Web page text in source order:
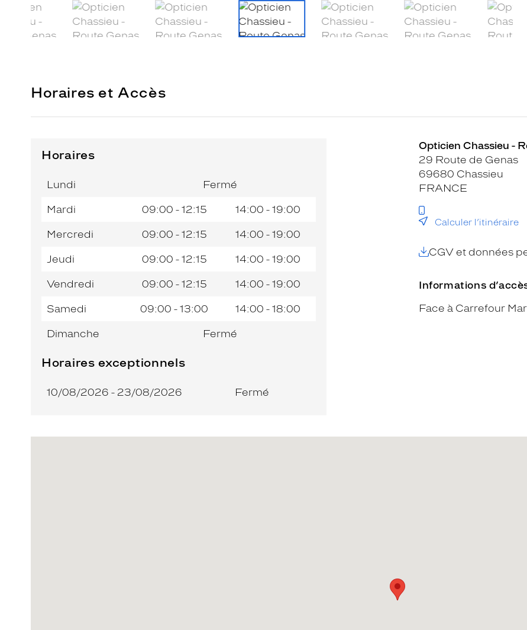
Horaires et Accès
Horaires
Jour de
semaine
Horaires
Lundi Fermé
Mardi 09:00 - 12:15 14:00 - 19:00
Mercredi 09:00 - 12:15 14:00 - 19:00
Jeudi 09:00 - 12:15 14:00 - 19:00
Vendredi 09:00 - 12:15 14:00 - 19:00
Samedi 09:00 - 13:00 14:00 - 18:00
Dimanche Fermé
Horaires exceptionnels
Jour de
semaine
Horaires
10/08/2026 - 23/08/2026 Fermé
Opticien Chassieu -
29 Route de Genas
69680 Chassieu
FRANCE
Calculer l’itinéraire
CGV et données
Informations
Face à Carrefour